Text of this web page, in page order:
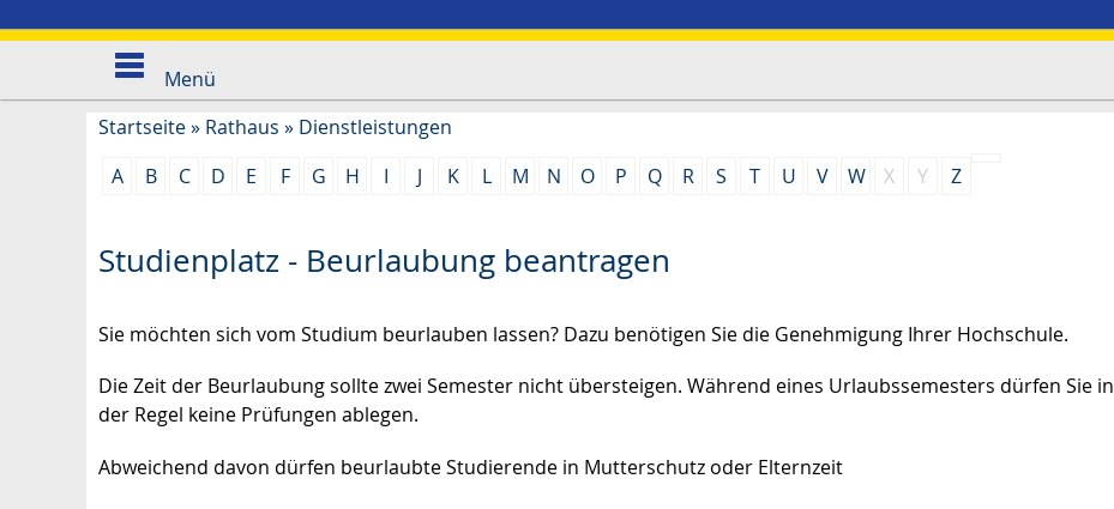
Menü
Startseite» Rathaus » Dienstleistungen
A
B C D E F G H I J K L M N O P Q R S T U V W X Y Z
Studienplatz - Beurlaubung beantragen
Sie möchten sich vom Studium beurlauben lassen? Dazu benötigen Sie die Genehmigung Ihrer Hochschule.
Die Zeit der Beurlaubung sollte zwei Semester nicht übersteigen. Während eines Urlaubssemesters dürfen Sie in
der Regel keine Prüfungen ablegen.
Abweichend davon dürfen beurlaubte Studierende in Mutterschutz oder Elternzeit